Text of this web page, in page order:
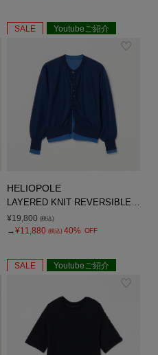
SALE Youtubeご紹介
HELIOPOLE
LAYERED KNIT REVERSIBLE GARDIGAN
¥19,800 (税込)
→¥11,880 (税込) 40% OFF
SALE Youtubeご紹介